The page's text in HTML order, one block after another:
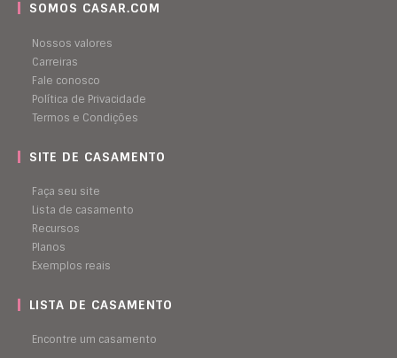
SOMOS CASAR.COM
Nossos valores
Carreiras
Fale conosco
Política de Privacidade
Termos e Condições
SITE DE CASAMENTO
Faça seu site
Lista de casamento
Recursos
Planos
Exemplos reais
LISTA DE CASAMENTO
Encontre um casamento